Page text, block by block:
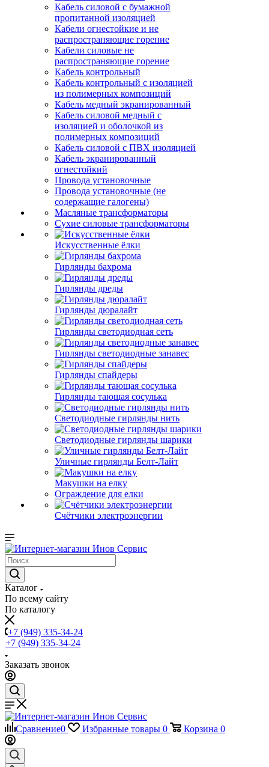
Кабель силовой с бумажной
пропитанной изоляцией
Кабели огнестойкие и не
распространяющие горение
Кабели силовые не
распространяющие горение
Кабель контрольный
Кабель контрольный с изоляцией
из полимерных композиций
Кабель медный экранированный
Кабель силовой медный с
изоляцией и оболочкой из
полимерных композиций
Кабель силовой с ПВХ изоляцией
Кабель экранированный
огнестойкий
Провода установочные
Провода установочные (не
содержащие галогены)
Масляные трансформаторы
Сухие силовые трансформаторы
Искусственные ёлки
Гирлянды бахрома
Гирлянды дреды
Гирлянды дюралайт
Гирлянды светодиодная сеть
Гирлянды светодиодные занавес
Гирлянды спайдеры
Гирлянды тающая сосулька
Светодиодные гирлянды нить
Светодиодные гирлянды шарики
Уличные гирлянды Белт-Лайт
Макушки на елку
Ограждение для елки
Счётчики электроэнергии
Каталог
По всему сайту
По каталогу
+7 (949) 335-34-24
+7 (949) 335-34-24
Заказать звонок
Сравнение0 Избранные товары 0 Корзина 0